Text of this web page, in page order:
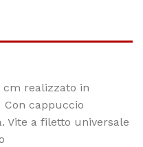
cm realizzato in
cappuccio
Vite a filetto universale